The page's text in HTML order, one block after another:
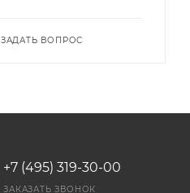
ЗАДАТЬ ВОПРОС
+7 (495) 319-30-00
ЗАКАЗАТЬ ЗВОНОК